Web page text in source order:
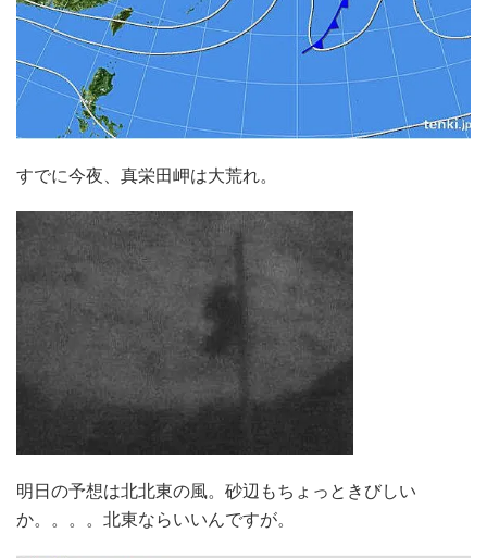
すでに今夜、真栄田岬は大荒れ。
明日の予想は北北東の風。砂辺もちょっときびしい
か。。。。北東ならいいんですが。